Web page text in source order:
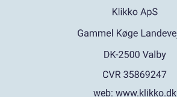
web: www.klikko.dk